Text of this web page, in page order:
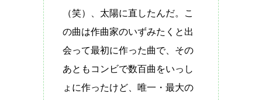
（笑）、太陽に直したんだ。こ
の曲は作曲家のいずみたくと出
会って最初に作った曲で、その
あともコンビで数百曲をいっし
ょに作ったけど、唯一・最大の